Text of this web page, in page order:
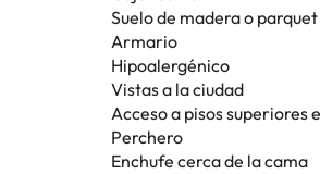
Suelo de madera o parquet
Armario
Hipoalergénico
Vistas a la ciudad
Acceso a pisos superiores
Perchero
Enchufe cerca de la cama